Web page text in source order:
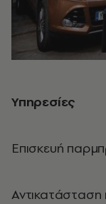
Υπηρεσίες
Επισκευή